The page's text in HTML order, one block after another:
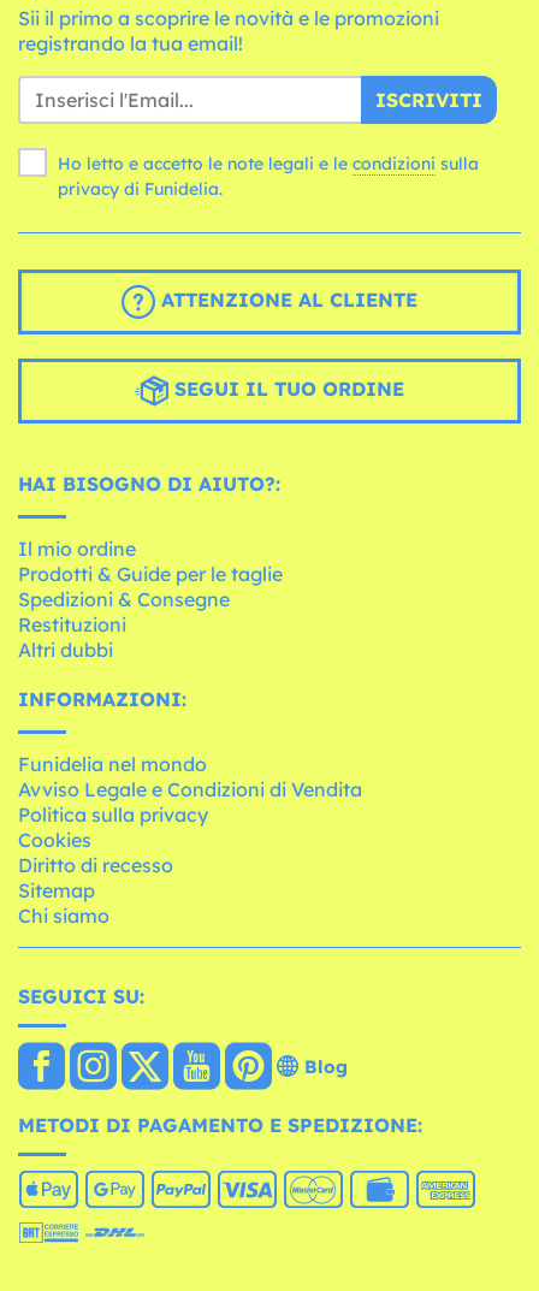
Sii il primo a scoprire le novità e le promozioni
registrando la tua email!
ISCRIVITI
Ho letto e accetto le note legali e le condizioni
privacy di Funidelia.
ATTENZIONE AL CLIENTE
SEGUI IL TUO ORDINE
HAI BISOGNO DI AIUTO?:
Il mio ordine
Prodotti & Guide per le taglie
Spedizioni & Consegne
Restituzioni
Altri dubbi
INFORMAZIONI:
Funidelia nel mondo
Avviso Legale e Condizioni di Vendita
Politica sulla privacy
Cookies
Diritto di recesso
Sitemap
Chi siamo
SEGUICI SU:
Blog
METODI DI PAGAMENTO E SPEDIZIONE: